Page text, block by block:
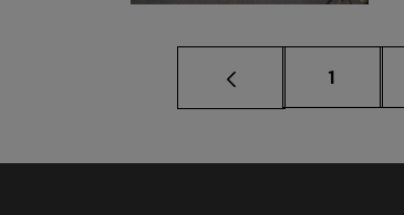
Página
1